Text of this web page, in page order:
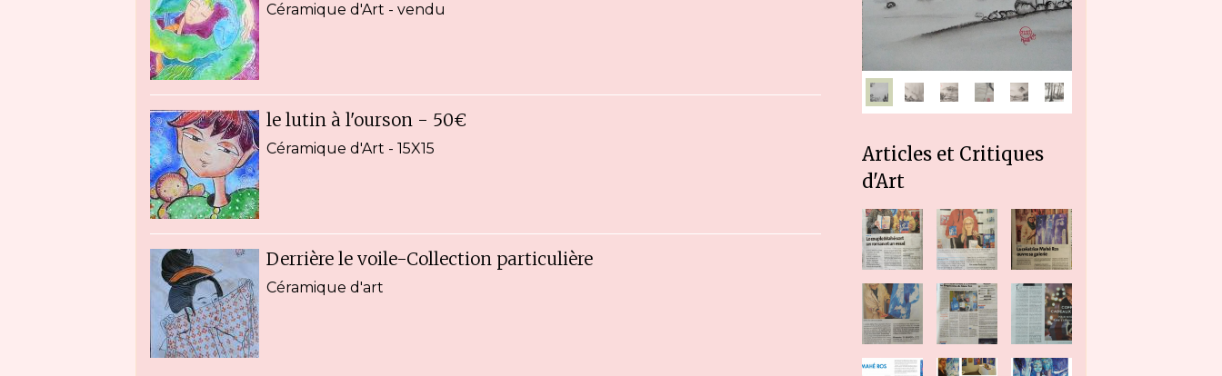
Céramique d'Art - vendu
le lutin à l'ourson - 50€
Céramique d'Art - 15X15
Derrière le voile-Collection particulière
Céramique d'art
Articles et Critiques
d'Art